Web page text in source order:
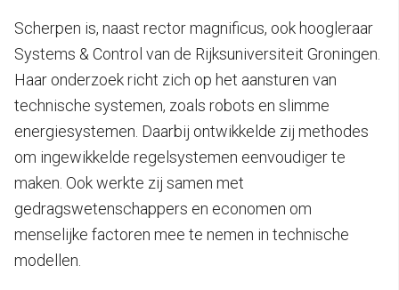
Scherpen is, naast rector magnificus, ook hoogleraar
Systems & Control van de Rijksuniversiteit Groningen.
Haar onderzoek richt zich op het aansturen van
technische systemen, zoals robots en slimme
energiesystemen. Daarbij ontwikkelde zij methodes
om ingewikkelde regelsystemen eenvoudiger te
maken. Ook werkte zij samen met
gedragswetenschappers en economen om
menselijke factoren mee te nemen in technische
modellen.